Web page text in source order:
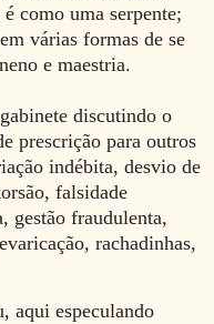
como uma serpente;
várias formas de se
e maestria.
discutindo o
prescrição para outros
indébita, desvio de
falsidade
gestão fraudulenta,
rachadinhas,
aqui especulando